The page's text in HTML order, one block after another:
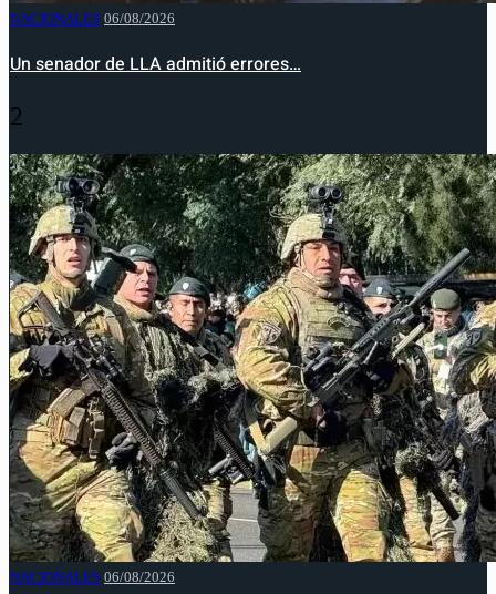
NACIONALES 06/08/2026
Un senador de LLA admitió errores…
2
NACIONALES 06/08/2026